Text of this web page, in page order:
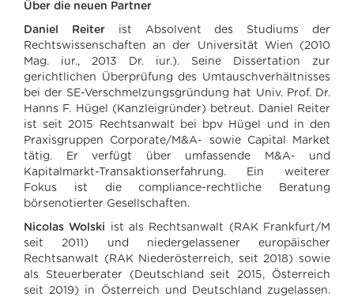
Über die neuen Partner
Daniel Reiterist Absolvent des Studiums der
Rechtswissenschaften an der Universität Wien (2010
Mag. iur., 2013 Dr. iur.). Seine Dissertation zur
gerichtlichen Überprüfung des Umtauschverhältnisses
bei der SE-Verschmelzungsgründung hat Univ. Prof. Dr.
Hanns F. Hügel (Kanzleigründer) betreut. Daniel Reiter
ist seit 2015 Rechtsanwalt bei bpv Hügel und in den
Praxisgruppen Corporate/M&A- sowie Capital Market
tätig. Er verfügt über umfassende M&A- und
Kapitalmarkt-Transaktionserfahrung. Ein weiterer
Fokus ist die compliance-rechtliche Beratung
börsenotierter Gesellschaften.
Nicolas Wolski ist als Rechtsanwalt (RAK Frankfurt/M
seit 2011) und niedergelassener europäischer
Rechtsanwalt (RAK Niederösterreich, seit 2018) sowie
als Steuerberater (Deutschland seit 2015, Österreich
seit 2019) in Österreich und Deutschland zugelassen.